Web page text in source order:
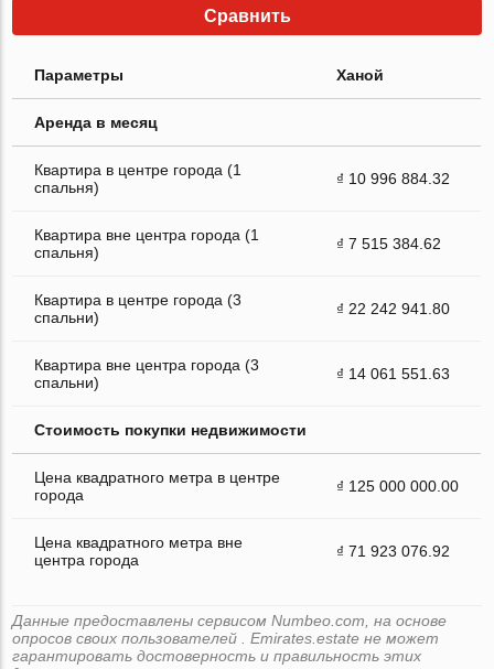
Сравнить
Параметры Ханой
Аренда в месяц
Квартира в центре города (1
спальня)
₫ 10 996 884.32
Квартира вне центра города (1
спальня)
₫ 7 515 384.62
Квартира в центре города (3
спальни)
₫ 22 242 941.80
Квартира вне центра города (3
спальни)
₫ 14 061 551.63
Стоимость покупки недвижимости
Цена квадратного метра в центре
города
₫ 125 000 000.00
Цена квадратного метра вне
центра города
₫ 71 923 076.92
Данные предоставлены сервисом Numbeo.com, на основе
опросов своих пользователей . Emirates.estate не может
гарантировать достоверность и правильность этих